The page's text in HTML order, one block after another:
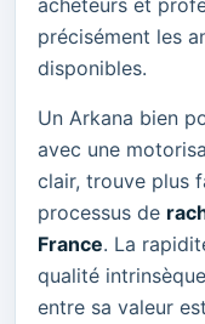
acheteurs et
précisément les
disponibles.
Un Arkana bien
avec une
clair, trouve plus
processus de
France. La
qualité
entre sa valeur